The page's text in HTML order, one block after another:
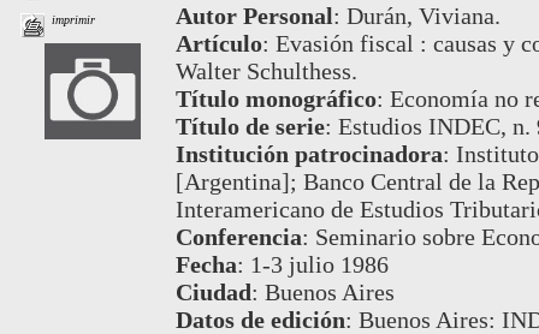
imprimir Autor Personal: Durán, Viviana.
Artículo: Evasión fiscal : causas y
Walter Schulthess.
Título monográfico: Economía no
Título de serie: Estudios INDEC, n.
Institución patrocinadora:
[Argentina]; Banco Central de la
Interamericano de Estudios
Conferencia: Seminario sobre
Fecha: 1-3 julio 1986
Ciudad: Buenos Aires
Datos de edición: Buenos Aires: